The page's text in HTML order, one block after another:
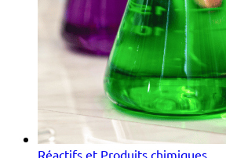
Réactifs et Produits chimiques